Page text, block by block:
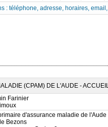
: téléphone, adresse, horaires,
(CPAM) DE L'AUDE -
Farinier
d'assurance maladie de l'Aude
Bezons